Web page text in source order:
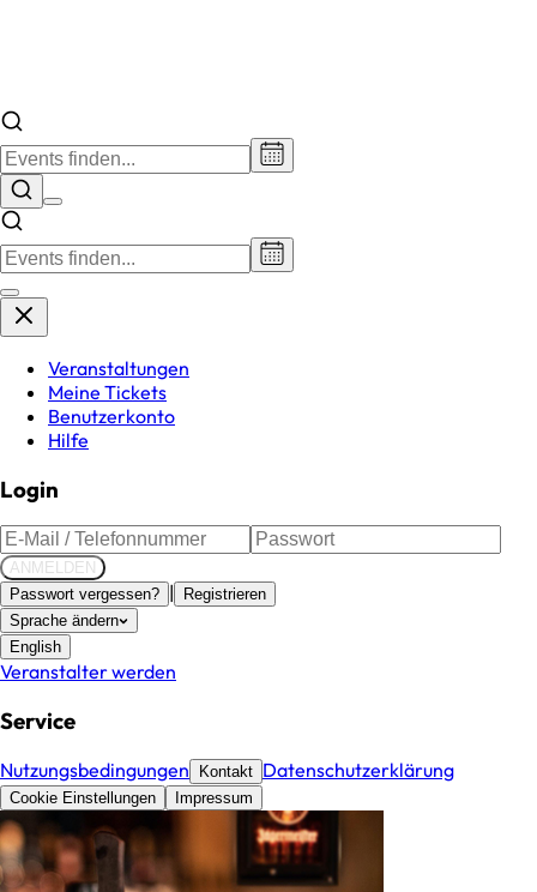
Veranstaltungen
Meine Tickets
Benutzerkonto
Hilfe
Login
ANMELDEN
Passwort vergessen? |
Registrieren
Sprache ändern
English
Veranstalter werden
Service
Nutzungsbedingungen Kontakt Datenschutzerklärung
Cookie Einstellungen Impressum